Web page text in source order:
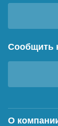
Сообщить
О